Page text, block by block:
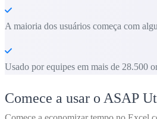
A maioria dos usuários começa com
Usado por equipes em mais de 28.500
Comece a usar o ASAP